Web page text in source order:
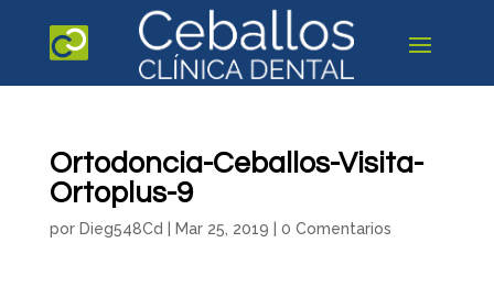
Ortodoncia-Ceballos-Visita-
Ortoplus-9
por Dieg548Cd Mar 25, 2019 0 Comentarios